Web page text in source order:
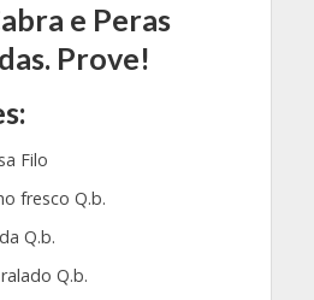
e Peras
Prove!
Filo
fresco Q.b.
Q.b.
Q.b.